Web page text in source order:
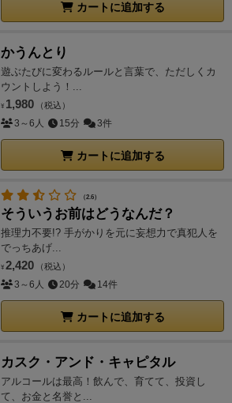
カートに追加する
かうんとり
遊ぶたびに変わるルールと言葉で、ただしくカ
ウントしよう！...
¥ 1,980 （税込）
3～6人 15分 3件
カートに追加する
（2.6）
そういうお前はどうなんだ？
推理力不要!? 手がかりを元に妄想力で真犯人を
でっちあげ...
¥ 2,420 （税込）
3～6人 20分 14件
カートに追加する
カスク・アンド・キャピタル
アルコールは最高！飲んで、育てて、投資し
て、お金と名誉と...